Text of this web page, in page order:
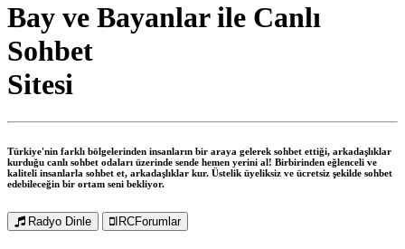
Bay ve Bayanlar ile Canlı
Sohbet
Sitesi
Türkiye'nin farklı bölgelerinden insanların bir araya gelerek sohbet ettiği, arkadaşlıklar
kurduğu canlı sohbet odaları üzerinde sende hemen yerini al! Birbirinden eğlenceli ve
kaliteli insanlarla sohbet et, arkadaşlıklar kur. Üstelik üyeliksiz ve ücretsiz şekilde sohbet
edebileceğin bir ortam seni bekliyor.
Radyo Dinle IRCForumlar